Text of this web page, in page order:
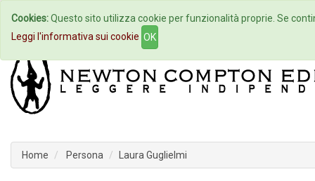
Home Autori Eventi
Home Persona Laura Guglielmi
Cookies:Questo sito utilizza cookie per funzionalità proprie. Se
Leggi l'informativa sui cookie OK